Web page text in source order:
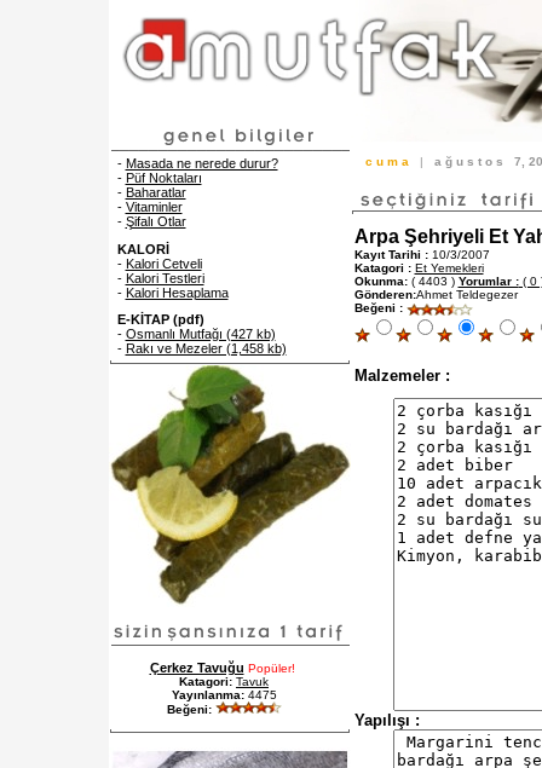
- Masada ne nerede durur?
- Püf Noktaları
- Baharatlar
- Vitaminler
- Şifalı Otlar
KALORİ
- Kalori Cetveli
- Kalori Testleri
- Kalori Hesaplama
E-KİTAP (pdf)
- Osmanlı Mutfağı (427 kb)
- Rakı ve Mezeler (1,458 kb)
Çerkez Tavuğu Popüler!
Katagori: Tavuk
Yayınlanma: 4475
Beğeni:
c u m a | a ğ u s t o s 7,
Arpa Şehriyeli Et
Kayıt Tarihi :10/3/2007
Katagori : Et Yemekleri
Okunma:( 4403 ) Yorumlar :( 0
Gönderen:Ahmet Teldegezer
Beğeni :
Malzemeler :
Yapılışı :